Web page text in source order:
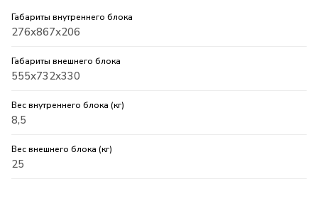
Габариты внутреннего блока
276х867х206
Габариты внешнего блока
555х732х330
Вес внутреннего блока (кг)
8,5
Вес внешнего блока (кг)
25